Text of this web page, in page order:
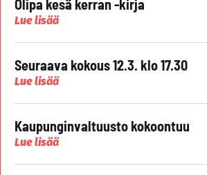
Olipa kesä kerran -kirja
Lue lisää
Seuraava kokous 12.3. klo 17.30
Lue lisää
Kaupunginvaltuusto kokoontuu
Lue lisää